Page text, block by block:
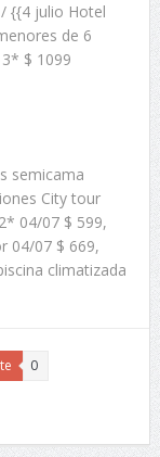
{{4 julio Hotel
de 6
$ 1099
semicama
City tour
04/07 $ 599,
04/07 $ 669,
climatizada
0